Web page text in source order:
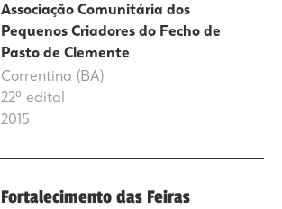
Associação Comunitária dos
Pequenos Criadores do Fecho de
Pasto de Clemente
Correntina (BA)
22º edital
2015
Fortalecimento das Feiras